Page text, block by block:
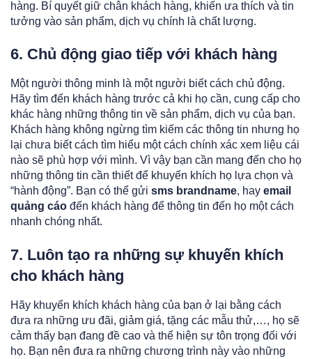
hàng. Bí quyết giữ chân khách hàng, khiến ưa thích và tin
tưởng vào sản phẩm, dịch vụ chính là chất lượng.
6. Chủ động giao tiếp với khách hàng
Một người thông minh là một người biết cách chủ động.
Hãy tìm đến khách hàng trước cả khi họ cần, cung cấp cho
khác hàng những thông tin về sản phẩm, dịch vụ của bạn.
Khách hàng không ngừng tìm kiếm các thông tin nhưng họ
lại chưa biết cách tìm hiểu một cách chính xác xem liệu cái
nào sẽ phù hợp với mình. Vì vậy bạn cần mang đến cho họ
những thông tin cần thiết để khuyến khích họ lựa chọn và
“hành động”. Bạn có thể gửi sms brandname, hay email
quảng cáo đến khách hàng để thông tin đến họ một cách
nhanh chóng nhất.
7. Luôn tạo ra những sự khuyến khích
cho khách hàng
Hãy khuyến khích khách hàng của bạn ở lại bằng cách
đưa ra những ưu đãi, giảm giá, tặng các mẫu thử,…, họ sẽ
cảm thấy bạn đang đề cao và thể hiện sự tôn trọng đối với
họ. Bạn nên đưa ra những chương trình này vào những